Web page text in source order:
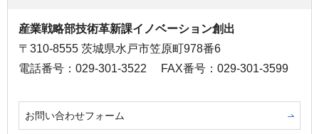
産業戦略部技術革新課イノベーション創出
〒310-8555 茨城県水戸市笠原町978番6
電話番号：029-301-3522
FAX番号：029-301-3599
お問い合わせフォーム